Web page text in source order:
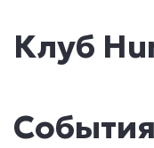
Клуб
События